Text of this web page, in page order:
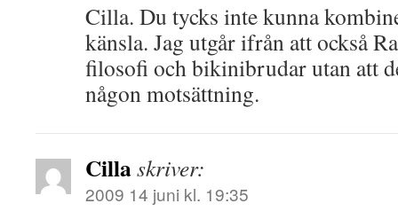
Cilla. Du tycks inte kunna
känsla. Jag utgår ifrån att också
filosofi och bikinibrudar utan att
någon motsättning.
Cillaskriver:
2009 14 juni kl. 19:35